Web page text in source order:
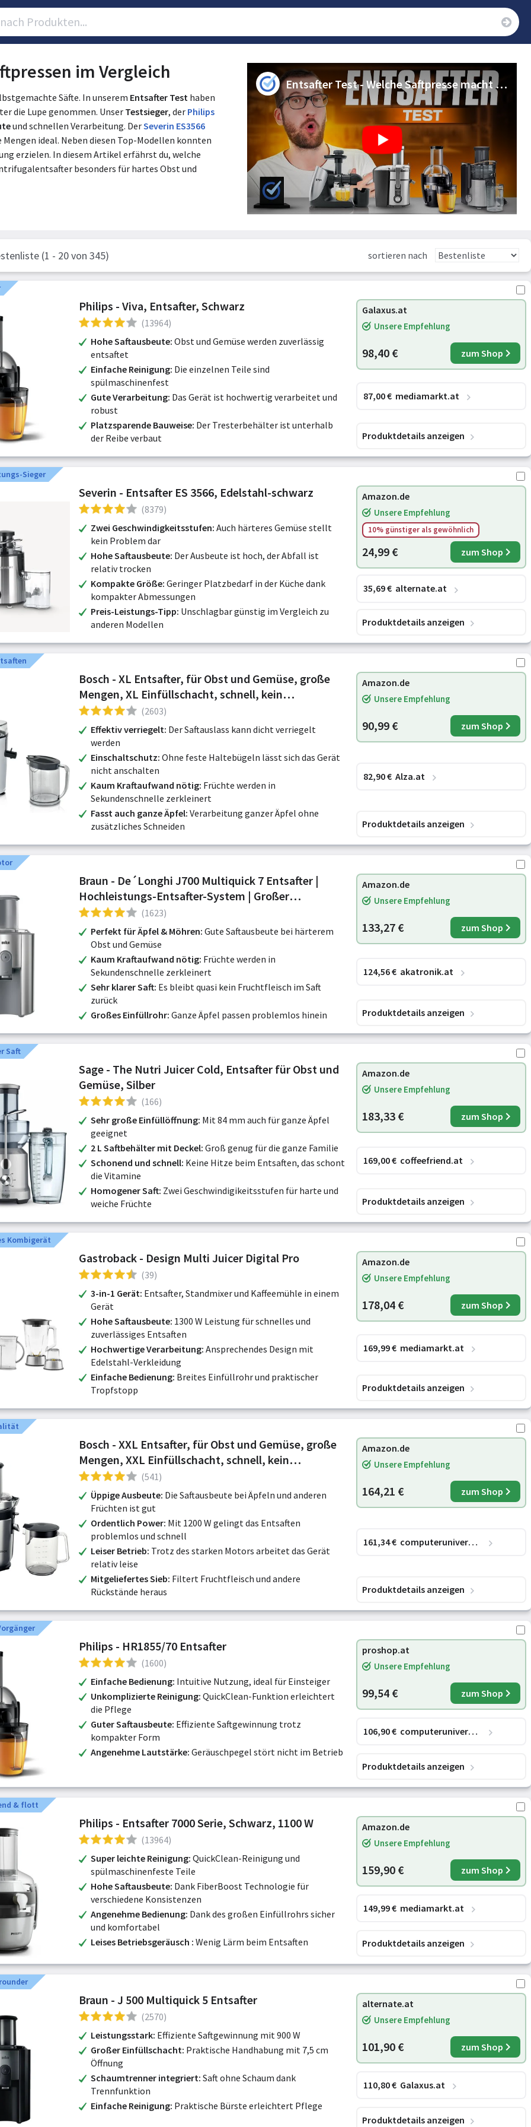
im Vergleich
Entsafter Test - Welche Saftpresse macht den besten Saft?
Säfte. In unserem Entsafter Test haben
die Lupe genommen. Unser Testsieger, der Philips
und schnellen Verarbeitung. DerSeverin ES3566
ideal. Neben diesen Top-Modellen konnten
erzielen. In diesem Artikel erfährst du, welche
besonders für hartes Obst und
(1 - 20 von 345) sortieren nach
Philips - Viva, Entsafter, Schwarz
(13964)
Hohe Saftausbeute Obst und Gemüse werden zuverlässig
entsaftet
Einfache Reinigung Die einzelnen Teile sind
spülmaschinenfest
Gute Verarbeitung Das Gerät ist hochwertig verarbeitet und
robust
Platzsparende Bauweise Der Tresterbehälter ist unterhalb
der Reibe verbaut
Galaxus.at
Unsere Empfehlung
98,40 € zum Shop
87,00€ mediamarkt.at
Produktdetails anzeigen
Sieger
Severin - Entsafter ES 3566, Edelstahl-schwarz
(8379)
Zwei Geschwindigkeitsstufen Auch härteres Gemüse stellt
kein Problem dar
Hohe Saftausbeute Der Ausbeute ist hoch, der Abfall ist
relativ trocken
Kompakte Größe Geringer Platzbedarf in der Küche dank
kompakter Abmessungen
Preis-Leistungs-Tipp Unschlagbar günstig im Vergleich zu
anderen Modellen
Amazon.de
Unsere Empfehlung
10% günstiger als gewöhnlich
24,99 € zum Shop
35,69€ alternate.at
Produktdetails anzeigen
Bosch - XL Entsafter, für Obst und Gemüse, große
Mengen, XL Einfüllschacht, schnell, kein
Vorschneiden, 1,25l Saftbehälter, leichte Reinigung,
spülmaschinenfe
(2603)
Effektiv verriegelt Der Saftauslass kann dicht verriegelt
werden
Einschaltschutz Ohne feste Haltebügeln lässt sich das Gerät
nicht anschalten
Kaum Kraftaufwand nötig Früchte werden in
Sekundenschnelle zerkleinert
Fasst auch ganze Äpfel Verarbeitung ganzer Äpfel ohne
zusätzliches Schneiden
Amazon.de
Unsere Empfehlung
90,99 € zum Shop
82,90€ Alza.at
Produktdetails anzeigen
Braun - De´Longhi J700 Multiquick 7 Entsafter |
Hochleistungs-Entsafter-System | Großer
Einfüllschacht (75 mm) | Innovatives Anti-Tropf-
System | Kraftvo
(1623)
Perfekt für Äpfel & Möhren Gute Saftausbeute bei härterem
Obst und Gemüse
Kaum Kraftaufwand nötig Früchte werden in
Sekundenschnelle zerkleinert
Sehr klarer Saft Es bleibt quasi kein Fruchtfleisch im Saft
zurück
Großes Einfüllrohr Ganze Äpfel passen problemlos hinein
Amazon.de
Unsere Empfehlung
133,27 € zum Shop
124,56€ akatronik.at
Produktdetails anzeigen
Saft
Sage - The Nutri Juicer Cold, Entsafter für Obst und
Gemüse, Silber
(166)
Sehr große Einfüllöffnung Mit 84 mm auch für ganze Äpfel
geeignet
2 L Saftbehälter mit Deckel Groß genug für die ganze Familie
Schonend und schnell Keine Hitze beim Entsaften, das schont
die Vitamine
Homogener Saft Zwei Geschwindigikeitsstufen für harte und
weiche Früchte
Amazon.de
Unsere Empfehlung
183,33 € zum Shop
169,00€ coffeefriend.at
Produktdetails anzeigen
Kombigerät
Gastroback - Design Multi Juicer Digital Pro
(39)
3-in-1 Gerät Entsafter, Standmixer und Kaffeemühle in einem
Gerät
Hohe Saftausbeute 1300 W Leistung für schnelles und
zuverlässiges Entsaften
Hochwertige Verarbeitung Ansprechendes Design mit
Edelstahl-Verkleidung
Einfache Bedienung Breites Einfüllrohr und praktischer
Tropfstopp
Amazon.de
Unsere Empfehlung
178,04 € zum Shop
169,99€ mediamarkt.at
Produktdetails anzeigen
Bosch - XXL Entsafter, für Obst und Gemüse, große
Mengen, XXL Einfüllschacht, schnell, kein
Vorschneiden, 1,25l Saftbehälter, leichte Reinigung,
spülmaschinen
(541)
Üppige Ausbeute Die Saftausbeute bei Äpfeln und anderen
Früchten ist gut
Ordentlich Power Mit 1200 W gelingt das Entsaften
problemlos und schnell
Leiser Betrieb Trotz des starken Motors arbeitet das Gerät
relativ leise
Mitgeliefertes Sieb Filtert Fruchtfleisch und andere
Rückstände heraus
Amazon.de
Unsere Empfehlung
164,21 € zum Shop
161,34€ computeruniverse.net
Produktdetails anzeigen
Philips - HR1855/70 Entsafter
(1600)
Einfache Bedienung Intuitive Nutzung, ideal für Einsteiger
Unkomplizierte Reinigung QuickClean-Funktion erleichtert
die Pflege
Guter Saftausbeute Effiziente Saftgewinnung trotz
kompakter Form
Angenehme Lautstärke Geräuschpegel stört nicht im Betrieb
proshop.at
Unsere Empfehlung
99,54 € zum Shop
106,90€ computeruniverse.net
Produktdetails anzeigen
& flott
Philips - Entsafter 7000 Serie, Schwarz, 1100 W
(13964)
Super leichte Reinigung QuickClean-Reinigung und
spülmaschinenfeste Teile
Hohe Saftausbeute Dank FiberBoost Technologie für
verschiedene Konsistenzen
Angenehme Bedienung Dank des großen Einfüllrohrs sicher
und komfortabel
Leises Betriebsgeräusch Wenig Lärm beim Entsaften
Amazon.de
Unsere Empfehlung
159,90 € zum Shop
149,99€ mediamarkt.at
Produktdetails anzeigen
Braun - J 500 Multiquick 5 Entsafter
(2570)
Leistungsstark Effiziente Saftgewinnung mit 900 W
Großer Einfüllschacht Praktische Handhabung mit 7,5 cm
Öffnung
Schaumtrenner integriert Saft ohne Schaum dank
Trennfunktion
Einfache Reinigung Praktische Bürste erleichtert Pflege
alternate.at
Unsere Empfehlung
101,90 € zum Shop
110,80€ Galaxus.at
Produktdetails anzeigen